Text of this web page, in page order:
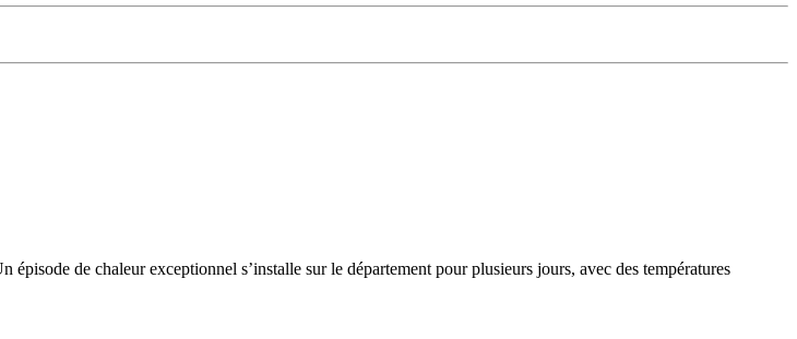
de chaleur exceptionnel s’installe sur le département pour plusieurs jours, avec des températures